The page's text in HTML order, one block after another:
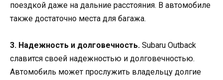
поездкой даже на дальние расстояния. В автомобиле
также достаточно места для багажа.
3. Надежность и долговечность. Subaru Outback
славится своей надежностью и долговечностью.
Автомобиль может прослужить владельцу долгие